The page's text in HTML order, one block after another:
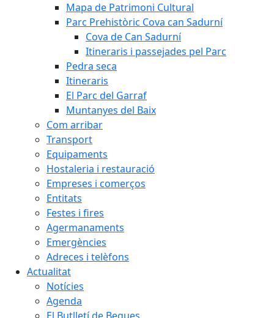
Mapa de Patrimoni Cultural
Parc Prehistòric Cova can Sadurní
Cova de Can Sadurní
Itineraris i passejades pel Parc
Pedra seca
Itineraris
El Parc del Garraf
Muntanyes del Baix
Com arribar
Transport
Equipaments
Hostaleria i restauració
Empreses i comerços
Entitats
Festes i fires
Agermanaments
Emergències
Adreces i telèfons
Actualitat
Notícies
Agenda